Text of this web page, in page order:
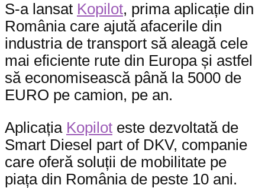
S-a lansat Kopilot, prima aplicație din
România care ajută afacerile din
industria de transport să aleagă cele
mai eficiente rute din Europa și astfel
să economisească până la 5000 de
EURO pe camion, pe an.
Aplicația Kopilot este dezvoltată de
Smart Diesel part of DKV, companie
care oferă soluții de mobilitate pe
piața din România de peste 10 ani.